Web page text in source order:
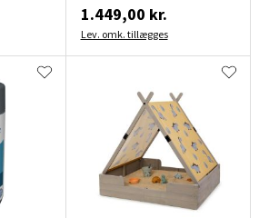
1.449,00 kr.
Lev. omk. tillægges